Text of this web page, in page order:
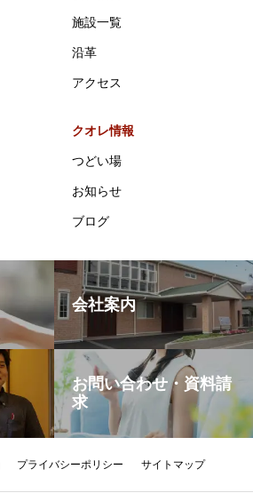
施設一覧
沿革
アクセス
クオレ情報
つどい場
お知らせ
ブログ
会社案内
お問い合わせ・資料請
求
プライバシーポリシー サイトマップ